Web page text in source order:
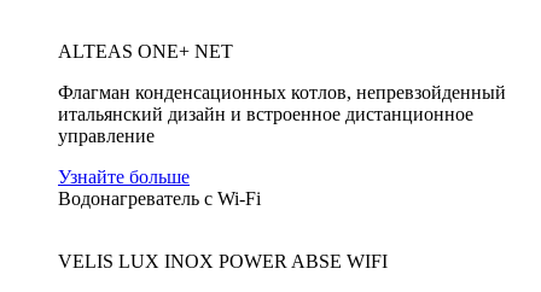
ALTEAS ONE+ NET
Флагман конденсационных котлов, непревзойденный
итальянский дизайн и встроенное дистанционное
управление
Узнайте больше
Водонагреватель с Wi-Fi
VELIS LUX INOX POWER ABSE WIFI